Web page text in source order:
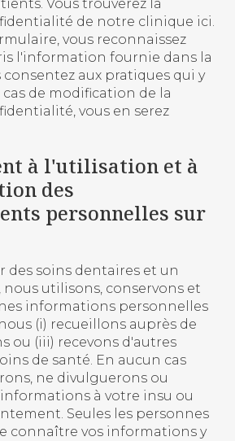
Vous trouverez la
de notre clinique ici.
vous reconnaissez
l'information fournie dans la
aux pratiques qui y
de modification de la
vous en serez
à l'utilisation et à
des
personnelles sur
des soins dentaires et un
nous utilisons, conservons et
informations personnelles
(i) recueillons auprès de
ou (iii) recevons d'autres
de santé. En aucun cas
ne divulguerons ou
à votre insu ou
Seules les personnes
connaître vos informations y